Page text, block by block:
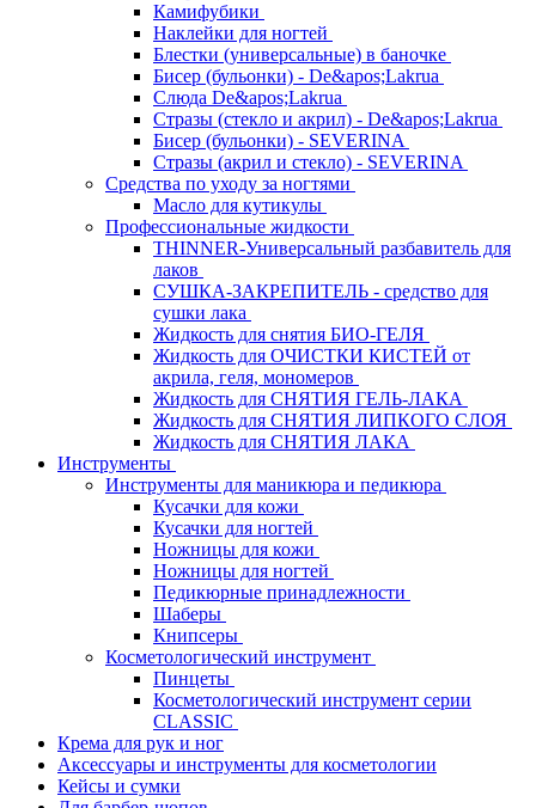
Камифубики
Наклейки для ногтей
Блестки (универсальные) в баночке
Бисер (бульонки) - De&apos;Lakrua
Слюда De&apos;Lakrua
Стразы (стекло и акрил) - De&apos;Lakrua
Бисер (бульонки) - SEVERINA
Стразы (акрил и стекло) - SEVERINA
Средства по уходу за ногтями
Масло для кутикулы
Профессиональные жидкости
THINNER-Универсальный разбавитель для
лаков
СУШКА-ЗАКРЕПИТЕЛЬ - средство для
сушки лака
Жидкость для снятия БИО-ГЕЛЯ
Жидкость для ОЧИСТКИ КИСТЕЙ от
акрила, геля, мономеров
Жидкость для СНЯТИЯ ГЕЛЬ-ЛАКА
Жидкость для СНЯТИЯ ЛИПКОГО СЛОЯ
Жидкость для СНЯТИЯ ЛАКА
Инструменты
Инструменты для маникюра и педикюра
Кусачки для кожи
Кусачки для ногтей
Ножницы для кожи
Ножницы для ногтей
Педикюрные принадлежности
Шаберы
Книпсеры
Косметологический инструмент
Пинцеты
Косметологический инструмент серии
CLASSIC
Крема для рук и ног
Аксессуары и инструменты для косметологии
Кейсы и сумки